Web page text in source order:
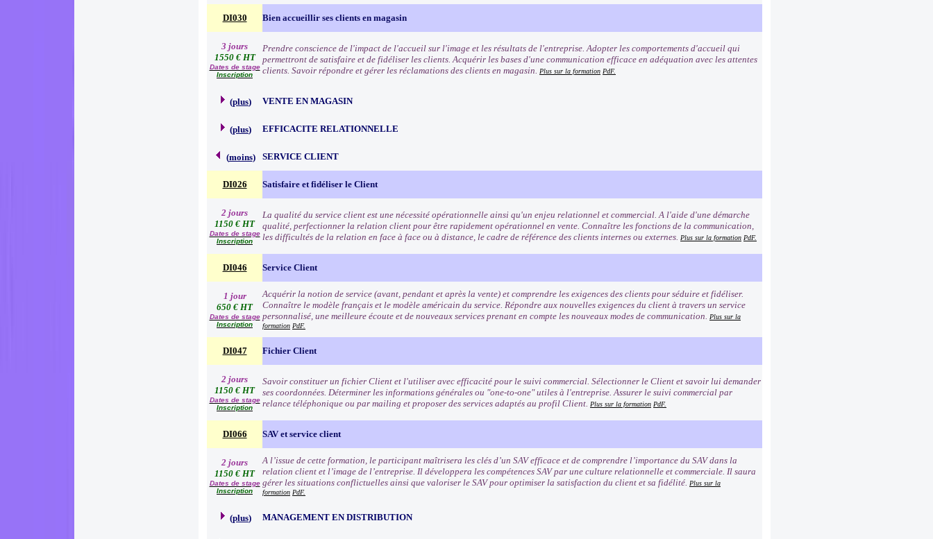
DI030 Bien accueillir ses clients en magasin
3 jours
1550 € HT
Dates de stage
Inscription
Prendre conscience de l'impact de l'accueil sur l'image et les résultats de l'entreprise. Adopter les comportements d'accueil qui
permettront de satisfaire et de fidéliser les clients. Acquérir les bases d'une communication efficace en adéquation avec les attentes
clients. Savoir répondre et gérer les réclamations des clients en magasin. Plus sur la formation PdF.
(plus) VENTE EN MAGASIN
(plus) EFFICACITE RELATIONNELLE
(moins) SERVICE CLIENT
DI026 Satisfaire et fidéliser le Client
2 jours
1150 € HT
Dates de stage
Inscription
La qualité du service client est une nécessité opérationnelle ainsi qu'un enjeu relationnel et commercial. A l'aide d'une démarche
qualité, perfectionner la relation client pour être rapidement opérationnel en vente. Connaître les fonctions de la communication,
les difficultés de la relation en face à face ou à distance, le cadre de référence des clients internes ou externes. Plus sur la formation PdF.
DI046 Service Client
1 jour
650 € HT
Dates de stage
Inscription
Acquérir la notion de service (avant, pendant et après la vente) et comprendre les exigences des clients pour séduire et fidéliser.
Connaître le modèle français et le modèle américain du service. Répondre aux nouvelles exigences du client à travers un service
personnalisé, une meilleure écoute et de nouveaux services prenant en compte les nouveaux modes de communication. Plus sur la
formation PdF.
DI047 Fichier Client
2 jours
1150 € HT
Dates de stage
Inscription
Savoir constituer un fichier Client et l'utiliser avec efficacité pour le suivi commercial. Sélectionner le Client et savoir lui demander
ses coordonnées. Déterminer les informations générales ou "one-to-one" utiles à l'entreprise. Assurer le suivi commercial par
relance téléphonique ou par mailing et proposer des services adaptés au profil Client. Plus sur la formation PdF.
DI066 SAV et service client
2 jours
1150 € HT
Dates de stage
Inscription
A l’issue de cette formation, le participant maîtrisera les clés d’un SAV efficace et de comprendre l’importance du SAV dans la
relation client et l’image de l’entreprise. Il développera les compétences SAV par une culture relationnelle et commerciale. Il saura
gérer les situations conflictuelles ainsi que valoriser le SAV pour optimiser la satisfaction du client et sa fidélité. Plus sur la
formation PdF.
(plus) MANAGEMENT EN DISTRIBUTION